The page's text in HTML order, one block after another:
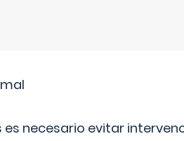
necesario evitar